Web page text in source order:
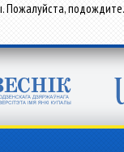
Пожалуйста, подождите.